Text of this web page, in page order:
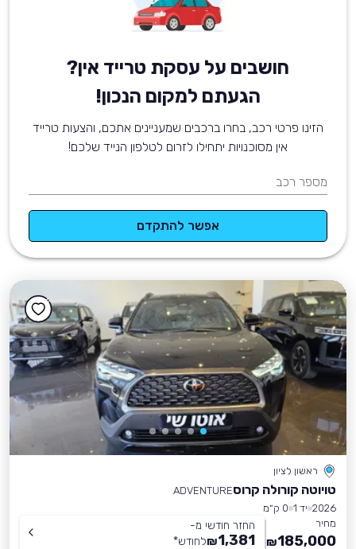
חושבים על עסקת טרייד אין?
הגעתם למקום הנכון!
הזינו פרטי רכב, בחרו ברכבים שמעניינים אתכם, והצעות טרייד
אין מסוכנויות יתחילו לזרום לטלפון הנייד שלכם!
מספר רכב
אפשר להתקדם
ראשון לציון
טויוטה קורולה קרוסADVENTURE
2026 יד 1
0 ק״מ
מחיר
185,000
₪
החזר חודשי מ-
1,381
₪לחודש*